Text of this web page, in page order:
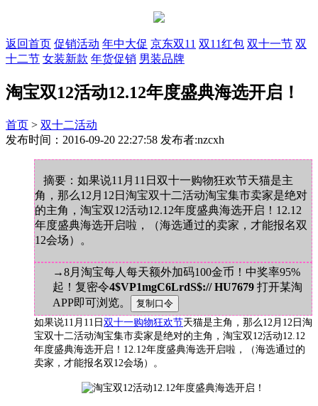
返回首页 促销活动 年中大促 京东双11 双11红包 双十一节 双
十二节 女装新款 年货促销 男装品牌
淘宝双12活动12.12年度盛典海选开启！
首页 > 双十二活动
发布时间：2016-09-20 22:27:58 发布者:nzcxh
摘要：如果说11月11日双十一购物狂欢节天猫是主
角，那么12月12日淘宝双十二活动淘宝集市卖家是绝对
的主角，淘宝双12活动12.12年度盛典海选开启！12.12
年度盛典海选开启啦，（海选通过的卖家，才能报名双
12会场）。
→8月淘宝每人每天额外加码100金币！中奖率95%
起！复密令4$VP1mgC6LrdS$:// HU7679 打开某淘
APP即可浏览。
如果说11月11日双十一购物狂欢节天猫是主角，那么12月12日淘
宝双十二活动淘宝集市卖家是绝对的主角，淘宝双12活动12.12
年度盛典海选开启！12.12年度盛典海选开启啦，（海选通过的
卖家，才能报名双12会场）。